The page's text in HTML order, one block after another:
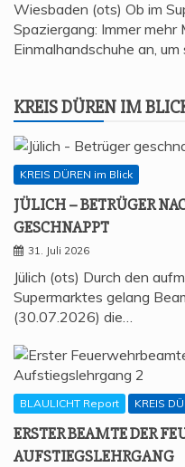
Wiesbaden (ots) Ob im
Spaziergang: Immer mehr
Einmalhandschuhe an, um
KREIS DÜREN IM
KREIS DÜREN im Blick
JÜLICH – BETRÜ­GER
GESCHNAPPT
31. Juli 2026
Jülich (ots) Durch den
Supermarktes gelang
(30.07.2026) die…
BLAULICHT Report KREIS
ERS­TER BEAM­TE DER
AUFSTIEGSLEHRGANG